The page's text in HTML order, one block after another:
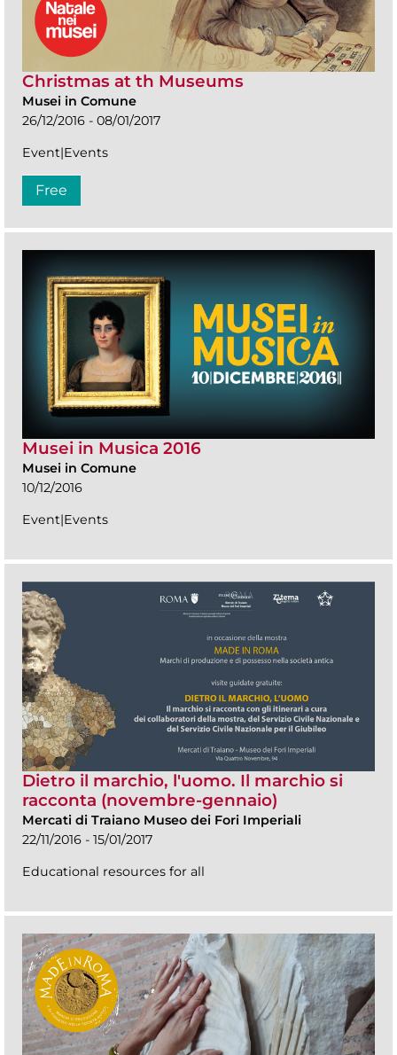
Christmas at th Museums
Musei in Comune
26/12/2016 - 08/01/2017
Event|Events
Free
Musei in Musica 2016
Musei in Comune
10/12/2016
Event|Events
Dietro il marchio, l'uomo. Il marchio si
racconta (novembre-gennaio)
Mercati di Traiano Museo dei Fori Imperiali
22/11/2016 - 15/01/2017
Educational resources for all